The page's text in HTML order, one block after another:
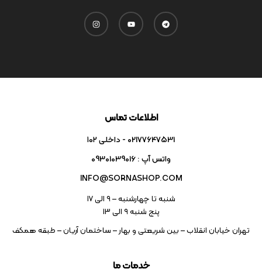
خدمات ما
اطلاعات تماس
02177647531 - داخلی ۱۰۲
واتس آپ : 09301039016
INFO@SORNASHOP.COM
شنبه تا چهارشنبه – ۹ الی 17
پنج شنبه ۹ الی 13
تهران خیابان انقلاب – بین شریعتی و بهار – ساختمان آریان – طبقه همکف